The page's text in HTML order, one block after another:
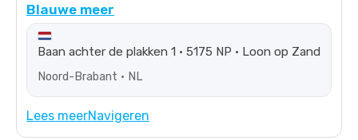
Blauwe meer
Baan achter de plakken 1 • 5175 NP • Loon op Zand
Noord-Brabant • NL
Lees meerNavigeren